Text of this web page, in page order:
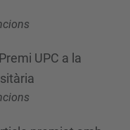
UPC a la